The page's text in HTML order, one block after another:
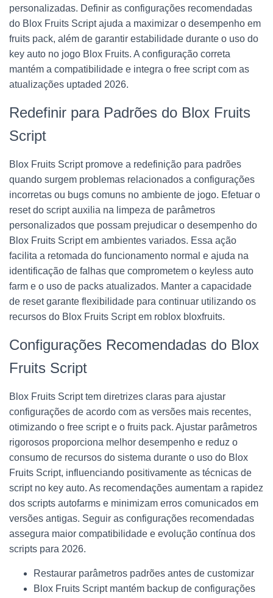
personalizadas. Definir as configurações recomendadas
do Blox Fruits Script ajuda a maximizar o desempenho em
fruits pack, além de garantir estabilidade durante o uso do
key auto no jogo Blox Fruits. A configuração correta
mantém a compatibilidade e integra o free script com as
atualizações uptaded 2026.
Redefinir para Padrões do Blox Fruits
Script
Blox Fruits Script promove a redefinição para padrões
quando surgem problemas relacionados a configurações
incorretas ou bugs comuns no ambiente de jogo. Efetuar o
reset do script auxilia na limpeza de parâmetros
personalizados que possam prejudicar o desempenho do
Blox Fruits Script em ambientes variados. Essa ação
facilita a retomada do funcionamento normal e ajuda na
identificação de falhas que comprometem o keyless auto
farm e o uso de packs atualizados. Manter a capacidade
de reset garante flexibilidade para continuar utilizando os
recursos do Blox Fruits Script em roblox bloxfruits.
Configurações Recomendadas do Blox
Fruits Script
Blox Fruits Script tem diretrizes claras para ajustar
configurações de acordo com as versões mais recentes,
otimizando o free script e o fruits pack. Ajustar parâmetros
rigorosos proporciona melhor desempenho e reduz o
consumo de recursos do sistema durante o uso do Blox
Fruits Script, influenciando positivamente as técnicas de
script no key auto. As recomendações aumentam a rapidez
dos scripts autofarms e minimizam erros comunicados em
versões antigas. Seguir as configurações recomendadas
assegura maior compatibilidade e evolução contínua dos
scripts para 2026.
Restaurar parâmetros padrões antes de customizar
Blox Fruits Script mantém backup de configurações